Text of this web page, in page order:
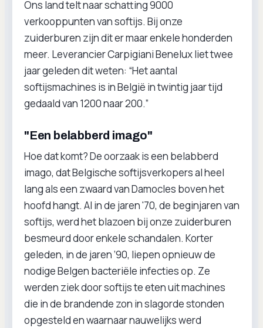
Ons land telt naar schatting 9000
verkooppunten van softijs. Bij onze
zuiderburen zijn dit er maar enkele honderden
meer. Leverancier Carpigiani Benelux liet twee
jaar geleden dit weten: “Het aantal
softijsmachines is in België in twintig jaar tijd
gedaald van 1200 naar 200.”
"Een belabberd imago"
Hoe dat komt? De oorzaak is een belabberd
imago, dat Belgische softijsverkopers al heel
lang als een zwaard van Damocles boven het
hoofd hangt. Al in de jaren '70, de beginjaren van
softijs, werd het blazoen bij onze zuiderburen
besmeurd door enkele schandalen. Korter
geleden, in de jaren ’90, liepen opnieuw de
nodige Belgen bacteriële infecties op. Ze
werden ziek door softijs te eten uit machines
die in de brandende zon in slagorde stonden
opgesteld en waarnaar nauwelijks werd